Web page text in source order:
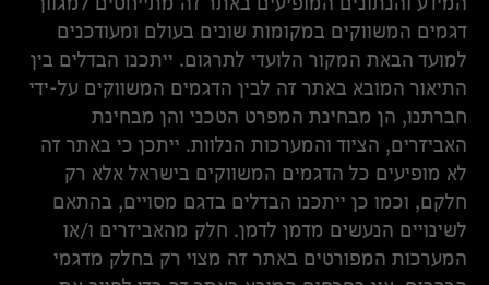
דגמים המשווקים במקומות שונים בעולם ומעודכנים
למועד הבאת המקור הלועדי לתרגום. ייתכנו הבדלים בין
התיאור המובא באתר זה לבין הדגמים המשווקים על-ידי
חברתנו, הן מבחינת המפרט הטכני והן מבחינת
האביזרים, הציוד והמערכות הנלוות. ייתכן כי באתר זה
לא מופיעים כל הדגמים המשווקים בישראל אלא רק
חלקם, וכמו כן ייתכנו הבדלים בדגם מסויים, בהתאם
לשינויים הנעשים מדמן לדמן. חלק מהאביזרים ו/או
המערכות המפורטים באתר זה מצוי רק בחלק מדגמי